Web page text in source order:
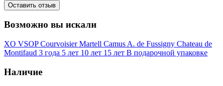
Оставить отзыв
Возможно вы искали
XO VSOPCourvoisierMartell Camus A. de Fussigny Chateau de
Montifaud 3 года 5 лет 10 лет 15 лет В подарочной упаковке
Наличие